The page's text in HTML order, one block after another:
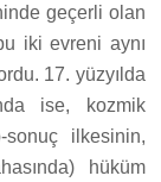
geçerli olan
iki evreni aynı
17. yüzyılda
ise, kozmik
ilkesinin,
hüküm